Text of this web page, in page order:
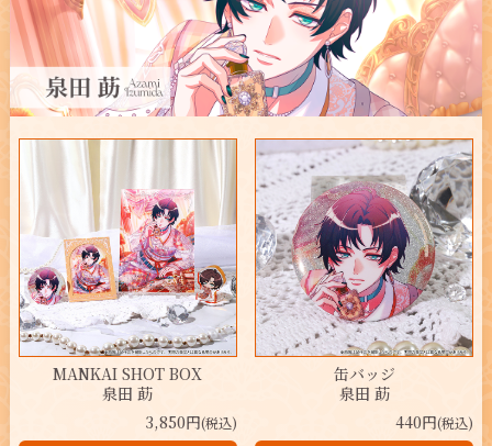
MANKAI SHOT BOX
泉田 莇
3,850円(税込)
缶バッジ
泉田 莇
440円(税込)